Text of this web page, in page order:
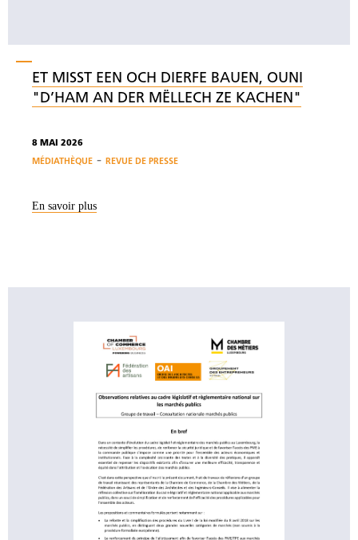
ET MISST EEN OCH DIERFE BAUEN, OUNI
"D’HAM AN DER MËLLECH ZE KACHEN"
8 MAI 2026
MÉDIATHÈQUE - REVUE DE PRESSE
En savoir plus